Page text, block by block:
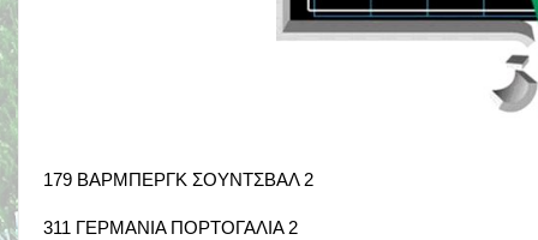
179 ΒΑΡΜΠΕΡΓΚ ΣΟΥΝΤΣΒΑΛ 2
311 ΓΕΡΜΑΝΙΑ ΠΟΡΤΟΓΑΛΙΑ 2